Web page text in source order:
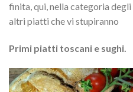
finita, qui, nella categoria
altri piatti che vi stupiranno
Primi piatti toscani e sughi.